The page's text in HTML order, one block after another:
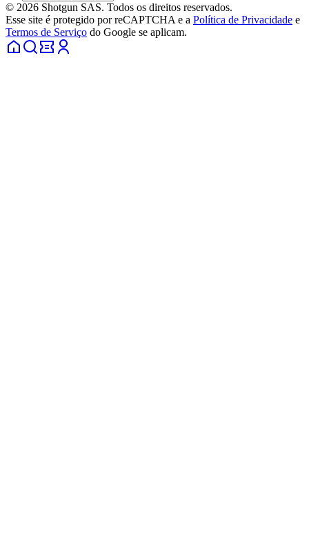
© 2026 Shotgun SAS. Todos os direitos reservados.
Esse site é protegido por reCAPTCHA e a Política de Privacidade e
Termos de Serviço do Google se aplicam.